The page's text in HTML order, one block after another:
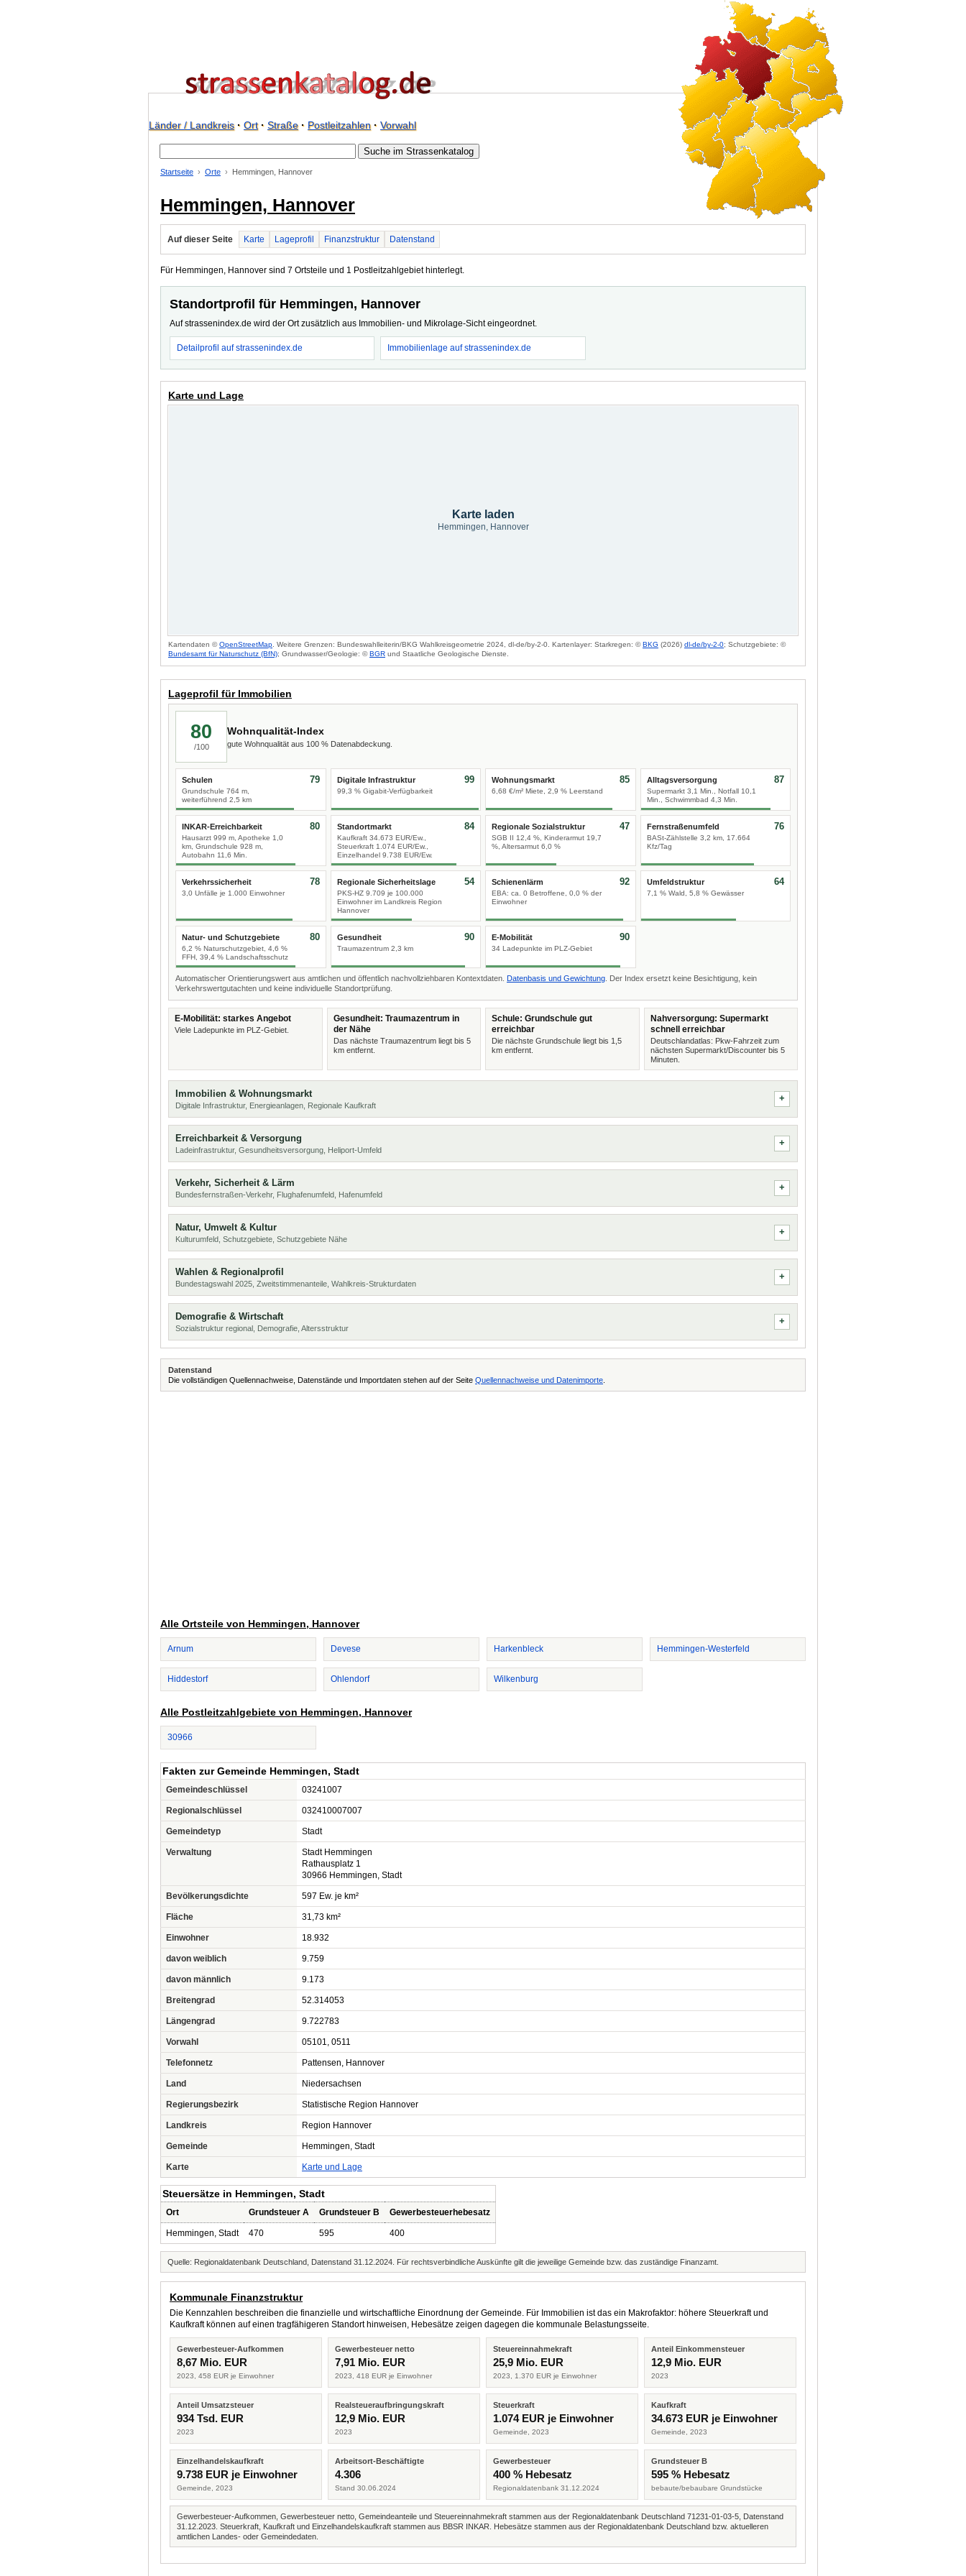
Länder / Landkreis· Ort· Straße· Postleitzahlen· Vorwahl
Startseite Orte Hemmingen, Hannover
Hemmingen, Hannover
Auf dieser Seite Karte Lageprofil Finanzstruktur Datenstand
Für Hemmingen, Hannover sind 7 Ortsteile und 1 Postleitzahlgebiet hinterlegt.
Standortprofil für Hemmingen, Hannover
Auf strassenindex.de wird der Ort zusätzlich aus Immobilien- und Mikrolage-Sicht eingeordnet.
Detailprofil auf strassenindex.de Immobilienlage auf strassenindex.de
Karte und Lage
Karte laden
Hemmingen, Hannover
Kartendaten ©OpenStreetMap . Weitere Grenzen: Bundeswahlleiterin/BKG Wahlkreisgeometrie 2024, dl-de/by-2-0. Kartenlayer: Starkregen: ©BKG (2026) dl-de/by-2-0; Schutzgebiete: ©
Bundesamt für Naturschutz (BfN); Grundwasser/Geologie: ©BGR und Staatliche Geologische Dienste.
Lageprofil für Immobilien
80
/100
Wohnqualität-Index
gute Wohnqualität aus 100 % Datenabdeckung.
Schulen
Grundschule 764 m,
weiterführend 2,5 km
79 Digitale Infrastruktur
99,3 % Gigabit-Verfügbarkeit
99 Wohnungsmarkt
6,68 €/m² Miete, 2,9 % Leerstand
85 Alltagsversorgung
Supermarkt 3,1 Min., Notfall 10,1
Min., Schwimmbad 4,3 Min.
87
INKAR-Erreichbarkeit
Hausarzt 999 m, Apotheke 1,0
km, Grundschule 928 m,
Autobahn 11,6 Min.
80 Standortmarkt
Kaufkraft 34.673 EUR/Ew.,
Steuerkraft 1.074 EUR/Ew.,
Einzelhandel 9.738 EUR/Ew.
84 Regionale Sozialstruktur
SGB II 12,4 %, Kinderarmut 19,7
%, Altersarmut 6,0 %
47 Fernstraßenumfeld
BASt-Zählstelle 3,2 km, 17.664
Kfz/Tag
76
Verkehrssicherheit
3,0 Unfälle je 1.000 Einwohner
78 Regionale Sicherheitslage
PKS-HZ 9.709 je 100.000
Einwohner im Landkreis Region
Hannover
54 Schienenlärm
EBA: ca. 0 Betroffene, 0,0 % der
Einwohner
92 Umfeldstruktur
7,1 % Wald, 5,8 % Gewässer
64
Natur- und Schutzgebiete
6,2 % Naturschutzgebiet, 4,6 %
FFH, 39,4 % Landschaftsschutz
80 Gesundheit
Traumazentrum 2,3 km
90 E-Mobilität
34 Ladepunkte im PLZ-Gebiet
90
Automatischer Orientierungswert aus amtlichen und öffentlich nachvollziehbaren Kontextdaten. Datenbasis und Gewichtung . Der Index ersetzt keine Besichtigung, kein
Verkehrswertgutachten und keine individuelle Standortprüfung.
E-Mobilität: starkes Angebot
Viele Ladepunkte im PLZ-Gebiet.
Gesundheit: Traumazentrum in
der Nähe
Das nächste Traumazentrum liegt bis 5
km entfernt.
Schule: Grundschule gut
erreichbar
Die nächste Grundschule liegt bis 1,5
km entfernt.
Nahversorgung: Supermarkt
schnell erreichbar
Deutschlandatlas: Pkw-Fahrzeit zum
nächsten Supermarkt/Discounter bis 5
Minuten.
Immobilien & Wohnungsmarkt
Digitale Infrastruktur, Energieanlagen, Regionale Kaufkraft
Erreichbarkeit & Versorgung
Ladeinfrastruktur, Gesundheitsversorgung, Heliport-Umfeld
Verkehr, Sicherheit & Lärm
Bundesfernstraßen-Verkehr, Flughafenumfeld, Hafenumfeld
Natur, Umwelt & Kultur
Kulturumfeld, Schutzgebiete, Schutzgebiete Nähe
Wahlen & Regionalprofil
Bundestagswahl 2025, Zweitstimmenanteile, Wahlkreis-Strukturdaten
Demografie & Wirtschaft
Sozialstruktur regional, Demografie, Altersstruktur
Datenstand
Die vollständigen Quellennachweise, Datenstände und Importdaten stehen auf der Seite Quellennachweise und Datenimporte
Alle Ortsteile von Hemmingen, Hannover
Arnum Devese Harkenbleck Hemmingen-Westerfeld
Hiddestorf Ohlendorf Wilkenburg
Alle Postleitzahlgebiete von Hemmingen, Hannover
30966
Fakten zur Gemeinde Hemmingen, Stadt
Gemeindeschlüssel 03241007
Regionalschlüssel 032410007007
Gemeindetyp Stadt
Verwaltung
Stadt Hemmingen
Rathausplatz 1
30966 Hemmingen, Stadt
Bevölkerungsdichte 597 Ew. je km²
Fläche 31,73 km²
Einwohner 18.932
davon weiblich 9.759
davon männlich 9.173
Breitengrad 52.314053
Längengrad 9.722783
Vorwahl 05101, 0511
Telefonnetz Pattensen, Hannover
Land Niedersachsen
Regierungsbezirk Statistische Region Hannover
Landkreis Region Hannover
Gemeinde Hemmingen, Stadt
Karte Karte und Lage
Steuersätze in Hemmingen, Stadt
Ort Grundsteuer A Grundsteuer B Gewerbesteuerhebesatz
Hemmingen, Stadt 470 595 400
Quelle: Regionaldatenbank Deutschland, Datenstand 31.12.2024. Für rechtsverbindliche Auskünfte gilt die jeweilige Gemeinde bzw. das zuständige Finanzamt.
Kommunale Finanzstruktur
Die Kennzahlen beschreiben die finanzielle und wirtschaftliche Einordnung der Gemeinde. Für Immobilien ist das ein Makrofaktor: höhere Steuerkraft und
Kaufkraft können auf einen tragfähigeren Standort hinweisen, Hebesätze zeigen dagegen die kommunale Belastungsseite.
Gewerbesteuer-Aufkommen
8,67 Mio. EUR
2023, 458 EUR je Einwohner
Gewerbesteuer netto
7,91 Mio. EUR
2023, 418 EUR je Einwohner
Steuereinnahmekraft
25,9 Mio. EUR
2023, 1.370 EUR je Einwohner
Anteil Einkommensteuer
12,9 Mio. EUR
2023
Anteil Umsatzsteuer
934 Tsd. EUR
2023
Realsteueraufbringungskraft
12,9 Mio. EUR
2023
Steuerkraft
1.074 EUR je Einwohner
Gemeinde, 2023
Kaufkraft
34.673 EUR je Einwohner
Gemeinde, 2023
Einzelhandelskaufkraft
9.738 EUR je Einwohner
Gemeinde, 2023
Arbeitsort-Beschäftigte
4.306
Stand 30.06.2024
Gewerbesteuer
400 % Hebesatz
Regionaldatenbank 31.12.2024
Grundsteuer B
595 % Hebesatz
bebaute/bebaubare Grundstücke
Gewerbesteuer-Aufkommen, Gewerbesteuer netto, Gemeindeanteile und Steuereinnahmekraft stammen aus der Regionaldatenbank Deutschland 71231-01-03-5, Datenstand
31.12.2023. Steuerkraft, Kaufkraft und Einzelhandelskaufkraft stammen aus BBSR INKAR. Hebesätze stammen aus der Regionaldatenbank Deutschland bzw. aktuelleren
amtlichen Landes- oder Gemeindedaten.